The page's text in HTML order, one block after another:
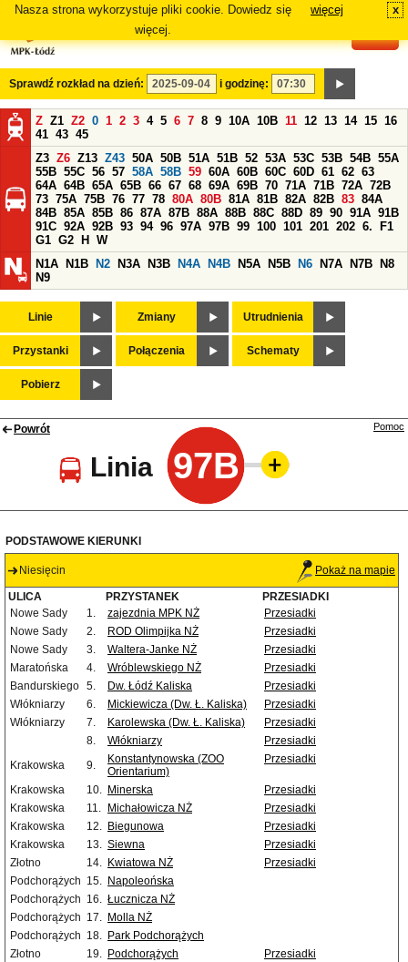
Nasza strona wykorzystuje pliki cookie. Dowiedz się
więcej.
więcej x
Sprawdź rozkład na dzień: i godzinę:
Z Z1 Z2 0 1 2 3 4 5 6 7 8 9 10A 10B 11 12 13 14 15 16
41 43 45
Z3 Z6 Z13 Z43 50A 50B 51A 51B 52 53A 53C 53B 54B 55A
55B 55C 56 57 58A 58B 59 60A 60B 60C 60D 61 62 63
64A 64B 65A 65B 66 67 68 69A 69B 70 71A 71B 72A 72B
73 75A 75B 76 77 78 80A 80B 81A 81B 82A 82B 83 84A
84B 85A 85B 86 87A 87B 88A 88B 88C 88D 89 90 91A 91B
91C 92A 92B 93 94 96 97A 97B 99 100 101 201 202 6.
F1
G1 G2 H
W
N1A
N1B N2 N3A N3B N4A N4B N5A N5B N6 N7A N7B
N8
N9
Linie Zmiany Utrudnienia
Przystanki Połączenia Schematy
Pobierz
Powrót
Linia 97B
Pomoc
PODSTAWOWE KIERUNKI
Niesięcin Pokaż na mapie
ULICA PRZYSTANEK
PRZESIADKI
Nowe Sady
1. zajezdnia MPK NŻ
Przesiadki
Nowe Sady
2. ROD Olimpijka NŻ
Przesiadki
Nowe Sady
3. Waltera-Janke NŻ
Przesiadki
Maratońska
4. Wróblewskiego NŻ
Przesiadki
Bandurskiego 5. Dw. Łódź Kaliska
Przesiadki
Włókniarzy
6. Mickiewicza (Dw. Ł. Kaliska)
Przesiadki
Włókniarzy
7. Karolewska (Dw. Ł. Kaliska)
Przesiadki
8.
Włókniarzy
Przesiadki
Krakowska
9.
Konstantynowska (ZOO
Orientarium)
Przesiadki
Krakowska 10. Minerska
Przesiadki
Krakowska
11. Michałowicza NŻ
Przesiadki
Krakowska
12. Biegunowa
Przesiadki
Krakowska
13. Siewna
Przesiadki
Złotno
14. Kwiatowa NŻ
Przesiadki
Podchorążych 15. Napoleońska
Podchorążych 16. Łucznicza NŻ
Podchorążych 17. Molla NŻ
Podchorążych 18. Park Podchorążych
Złotno
19. Podchorążych
Przesiadki